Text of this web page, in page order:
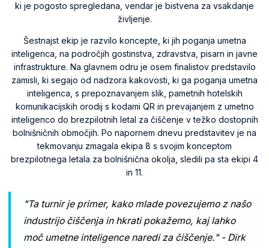
ki je pogosto spregledana, vendar je bistvena za vsakdanje
življenje.
Šestnajst ekip je razvilo koncepte, ki jih poganja umetna
inteligenca, na področjih gostinstva, zdravstva, pisarn in javne
infrastrukture. Na glavnem odru je osem finalistov predstavilo
zamisli, ki segajo od nadzora kakovosti, ki ga poganja umetna
inteligenca, s prepoznavanjem slik, pametnih hotelskih
komunikacijskih orodij s kodami QR in prevajanjem z umetno
inteligenco do brezpilotnih letal za čiščenje v težko dostopnih
bolnišničnih območjih. Po napornem dnevu predstavitev je na
tekmovanju zmagala ekipa 8 s svojim konceptom
brezpilotnega letala za bolnišnična okolja, sledili pa sta ekipi 4
in 11.
"Ta turnir je primer, kako mlade povezujemo z našo
industrijo čiščenja in hkrati pokažemo, kaj lahko
moč umetne inteligence naredi za čiščenje." - Dirk